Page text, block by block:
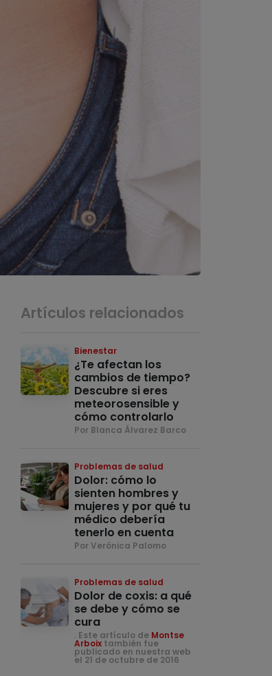
Artículos relacionados
Bienestar
¿Te afectan los
cambios de tiempo?
Descubre si eres
meteorosensible y
cómo controlarlo
Por Blanca Álvarez Barco
Problemas de salud
Dolor: cómo lo
sienten hombres y
mujeres y por qué tu
médico debería
tenerlo en cuenta
Por Verónica Palomo
Problemas de salud
Dolor de coxis: a qué
se debe y cómo se
cura
. Este artículo de Montse
Arboix también fue
publicado en nuestra web
el 21 de octubre de 2016